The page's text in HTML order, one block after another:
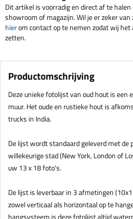
Dit artikel is voorradig en direct af te
showroom of magazijn. Wil je er zeker
hierom contact op te nemen zodat wij
zetten.
Productomschrijving
Deze unieke fotolijst van oud hout is een
muur. Het oude en rustieke hout is
trucks in India.
De lijst wordt standaard geleverd met de
willekeurige stad (New York, London of
uw 13 x 18 foto's.
De lijst is leverbaar in 3 afmetingen
zowel verticaal als horizontaal op te
hangsysteem is deze fotolijst altijd